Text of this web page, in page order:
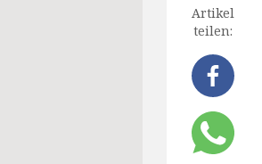
Artikel
teilen: